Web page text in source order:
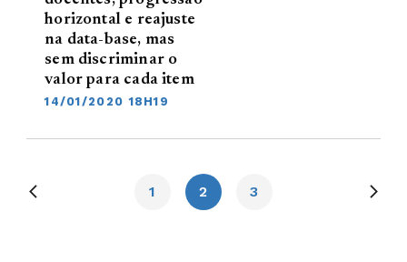
horizontal e reajuste
na data-base, mas
sem discriminar o
valor para cada item
14/01/2020 18H19
1 2 3